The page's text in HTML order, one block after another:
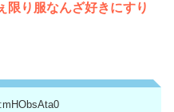
限り服なんざ好きにすり